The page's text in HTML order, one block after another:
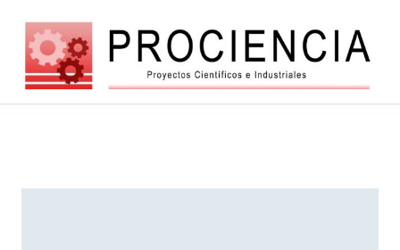
Balanzas
tecnología